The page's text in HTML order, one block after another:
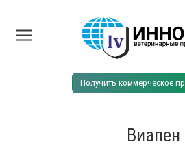
Получить коммерческое
Виапен